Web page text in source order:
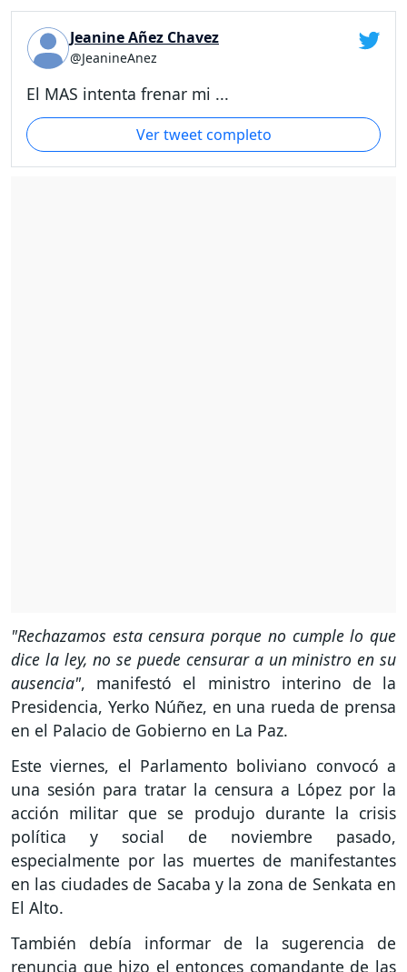
Jeanine Añez Chavez
@JeanineAnez
El MAS intenta frenar mi ...
Ver tweet completo
"Rechazamos esta censura porque no cumple lo que
dice la ley, no se puede censurar a un ministro en su
ausencia", manifestó el ministro interino de la
Presidencia, Yerko Núñez, en una rueda de prensa
en el Palacio de Gobierno en La Paz.
Este viernes, el Parlamento boliviano convocó a
una sesión para tratar la censura a López por la
acción militar que se produjo durante la crisis
política y social de noviembre pasado,
especialmente por las muertes de manifestantes
en las ciudades de Sacaba y la zona de Senkata en
El Alto.
También debía informar de la sugerencia de
renuncia que hizo el entonces comandante de las